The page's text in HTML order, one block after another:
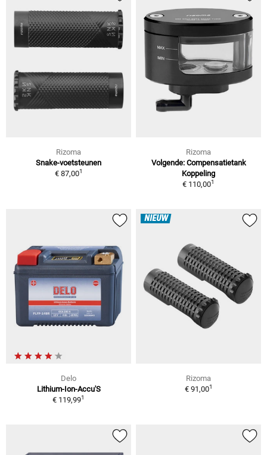
Rizoma
Snake-voetsteunen
€ 87,001
Rizoma
Volgende: Compensatietank
Koppeling
€ 110,001
Delo
Lithium-Ion-Accu'S
€ 119,991
NIEUW
Rizoma
€ 91,001